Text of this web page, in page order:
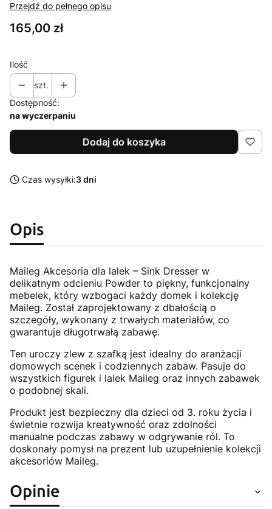
Przejdź do pełnego opisu
Cena
165,00 zł
Ilość
szt.
Dostępność:
na wyczerpaniu
Dodaj do koszyka
Czas wysyłki:3 dni
Opis
Maileg Akcesoria dla lalek – Sink Dresser w
delikatnym odcieniu Powder to piękny, funkcjonalny
mebelek, który wzbogaci każdy domek i kolekcję
Maileg. Został zaprojektowany z dbałością o
szczegóły, wykonany z trwałych materiałów, co
gwarantuje długotrwałą zabawę.
Ten uroczy zlew z szafką jest idealny do aranżacji
domowych scenek i codziennych zabaw. Pasuje do
wszystkich figurek i lalek Maileg oraz innych zabawek
o podobnej skali.
Produkt jest bezpieczny dla dzieci od 3. roku życia i
świetnie rozwija kreatywność oraz zdolności
manualne podczas zabawy w odgrywanie ról. To
doskonały pomysł na prezent lub uzupełnienie kolekcji
akcesoriów Maileg.
Opinie